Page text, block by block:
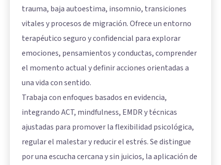
trauma, baja autoestima, insomnio, transiciones
vitales y procesos de migración. Ofrece un entorno
terapéutico seguro y confidencial para explorar
emociones, pensamientos y conductas, comprender
el momento actual y definir acciones orientadas a
una vida con sentido.
Trabaja con enfoques basados en evidencia,
integrando ACT, mindfulness, EMDR y técnicas
ajustadas para promover la flexibilidad psicológica,
regular el malestar y reducir el estrés. Se distingue
por una escucha cercana y sin juicios, la aplicación de